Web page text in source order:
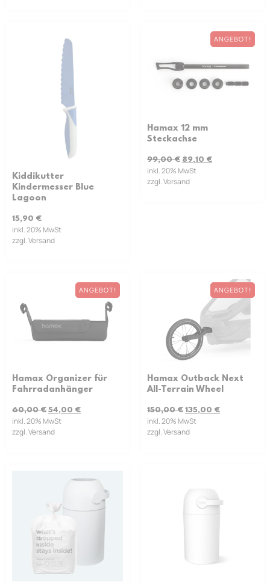
Kiddikutter
Kindermesser Blue
Lagoon
15,90 €
inkl. 20% MwSt
zzgl. Versand
ANGEBOT!
Hamax 12 mm
Steckachse
99,00€ 89,10 €
inkl. 20% MwSt
zzgl. Versand
ANGEBOT!
Hamax Organizer für
Fahrradanhänger
60,00€ 54,00 €
inkl. 20% MwSt
zzgl. Versand
ANGEBOT!
Hamax Outback Next
All-Terrain Wheel
150,00€ 135,00 €
inkl. 20% MwSt
zzgl. Versand